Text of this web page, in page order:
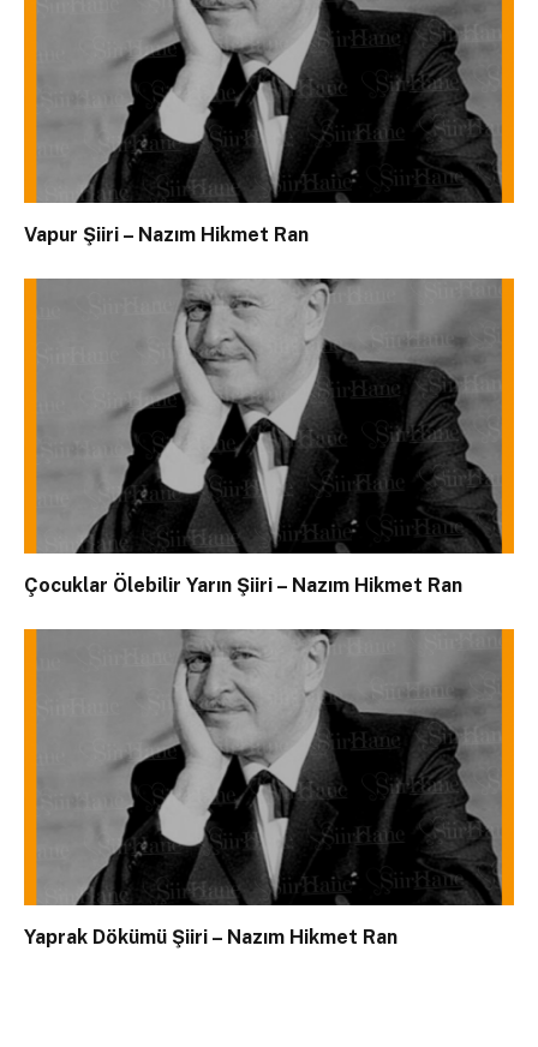
Vapur Şiiri – Nazım Hikmet Ran
Çocuklar Ölebilir Yarın Şiiri – Nazım Hikmet Ran
Yaprak Dökümü Şiiri – Nazım Hikmet Ran